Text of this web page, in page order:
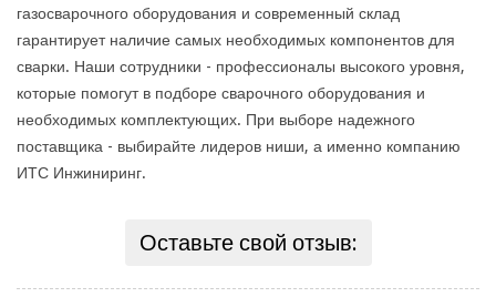
газосварочного оборудования и современный склад
гарантирует наличие самых необходимых компонентов для
сварки. Наши сотрудники - профессионалы высокого уровня,
которые помогут в подборе сварочного оборудования и
необходимых комплектующих. При выборе надежного
поставщика - выбирайте лидеров ниши, а именно компанию
ИТС Инжиниринг.
Оставьте свой отзыв: